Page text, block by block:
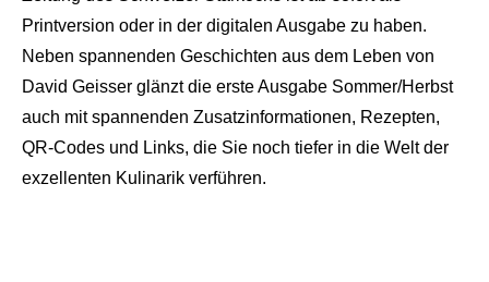
Printversion oder in der digitalen Ausgabe zu haben.
Neben spannenden Geschichten aus dem Leben von
David Geisser glänzt die erste Ausgabe Sommer/Herbst
auch mit spannenden Zusatzinformationen, Rezepten,
QR-Codes und Links, die Sie noch tiefer in die Welt der
exzellenten Kulinarik verführen.